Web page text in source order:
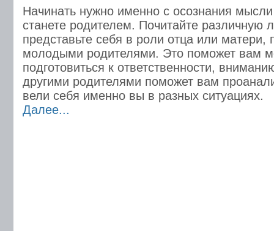
Начинать нужно именно с осознания
станете родителем. Почитайте различную
представьте себя в роли отца или матери,
молодыми родителями. Это поможет вам
подготовиться к ответственности,
другими родителями поможет вам
вели себя именно вы в разных ситуациях.
Далее...